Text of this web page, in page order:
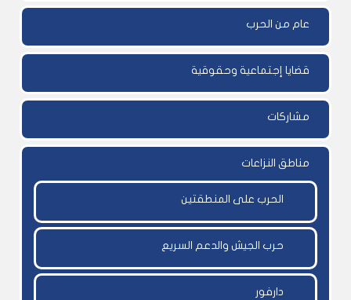
عام من الحرب
قضايا إجتماعية وحقوقية
مشاركات
مناطق النزاعات
الحرب على المنطقتين
حرب الجيش والدعم السريع
دارفور